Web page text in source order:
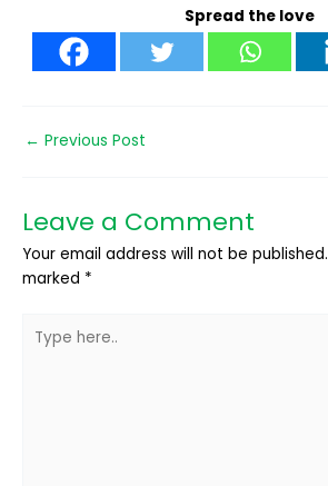
Spread the love
← Previous Post
Leave a Comment
Your email address will not be published.
marked *
here..